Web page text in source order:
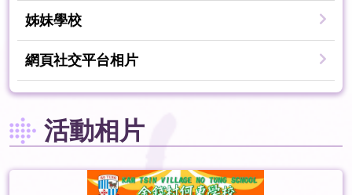
姊妹學校
網頁社交平台相片
活動相片